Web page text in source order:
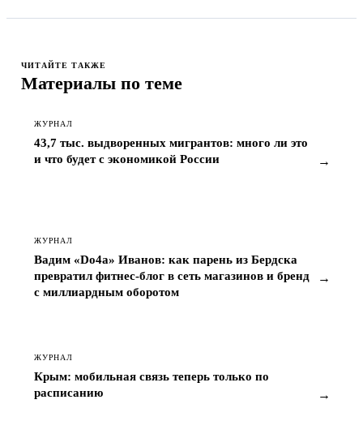
ЧИТАЙТЕ ТАКЖЕ
Материалы по теме
ЖУРНАЛ
43,7 тыс. выдворенных мигрантов: много ли это
и что будет с экономикой России
→
ЖУРНАЛ
Вадим «Do4a» Иванов: как парень из Бердска
превратил фитнес-блог в сеть магазинов и бренд
с миллиардным оборотом
→
ЖУРНАЛ
Крым: мобильная связь теперь только по
расписанию
→